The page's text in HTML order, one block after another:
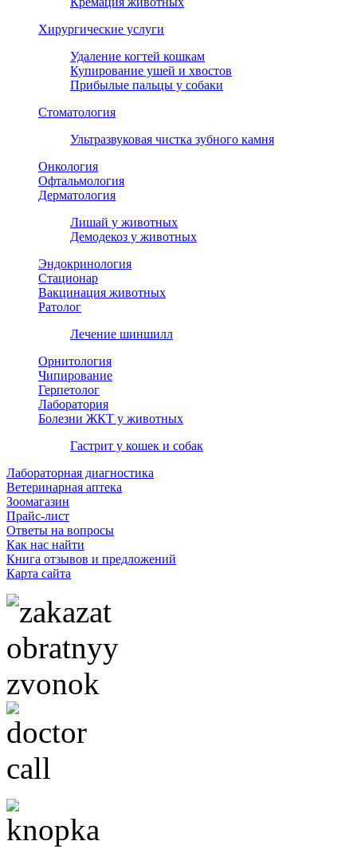
Хирургические услуги
Удаление когтей кошкам
Купирование ушей и хвостов
Прибылые пальцы у собаки
Стоматология
Ультразвуковая чистка зубного камня
Онкология
Офтальмология
Дерматология
Лишай у животных
Демодекоз у животных
Эндокринология
Стационар
Вакцинация животных
Ратолог
Лечение шиншилл
Орнитология
Чипирование
Герпетолог
Лаборатория
Болезни ЖКТ у животных
Гастрит у кошек и собак
Лабораторная диагностика
Ветеринарная аптека
Зоомагазин
Прайс-лист
Ответы на вопросы
Как нас найти
Книга отзывов и предложений
Карта сайта